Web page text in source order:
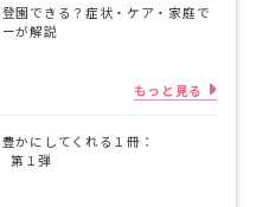
園できる？症状・ケア・家庭で
が解説
もっと見る
かにしてくれる１冊：
第１弾